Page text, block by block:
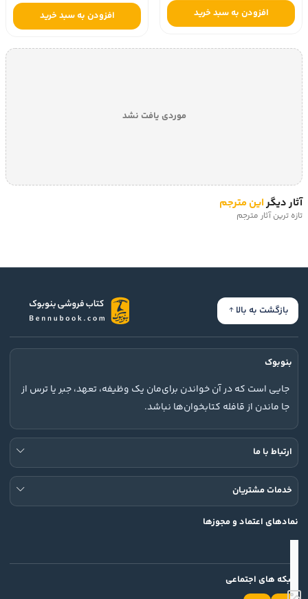
افزودن به سبد خرید افزودن به سبد خرید
موردی یافت نشد
آثار دیگراین مترجم
تازه ترین آثار مترجم
بازگشت به بالا
بنوبوک
جایی است که در آن خواندن برای‌مان یک وظیفه، تعهد، جبر یا ترس از
جا ماندن از قافله کتابخوان‌ها نباشد.
ارتباط با ما
خدمات مشتریان
نمادهای اعتماد و مجوزها
شبکه های اجتماعی